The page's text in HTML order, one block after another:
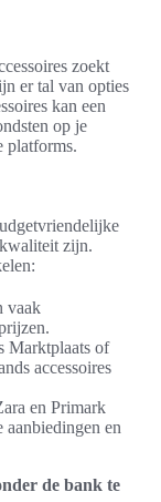
zoekt
er tal van opties
kan een
op je
platforms.
zijn.
vaak
Marktplaats of
accessoires
en Primark
en
de bank te